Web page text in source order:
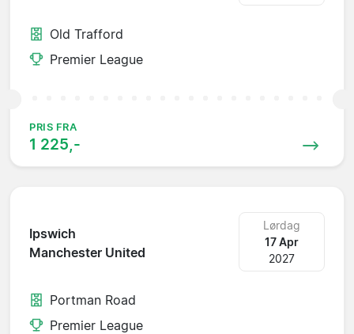
Old Trafford
Premier League
PRIS FRA
1 225,-
Ipswich
Manchester United
Lørdag
17 Apr
2027
Portman Road
Premier League